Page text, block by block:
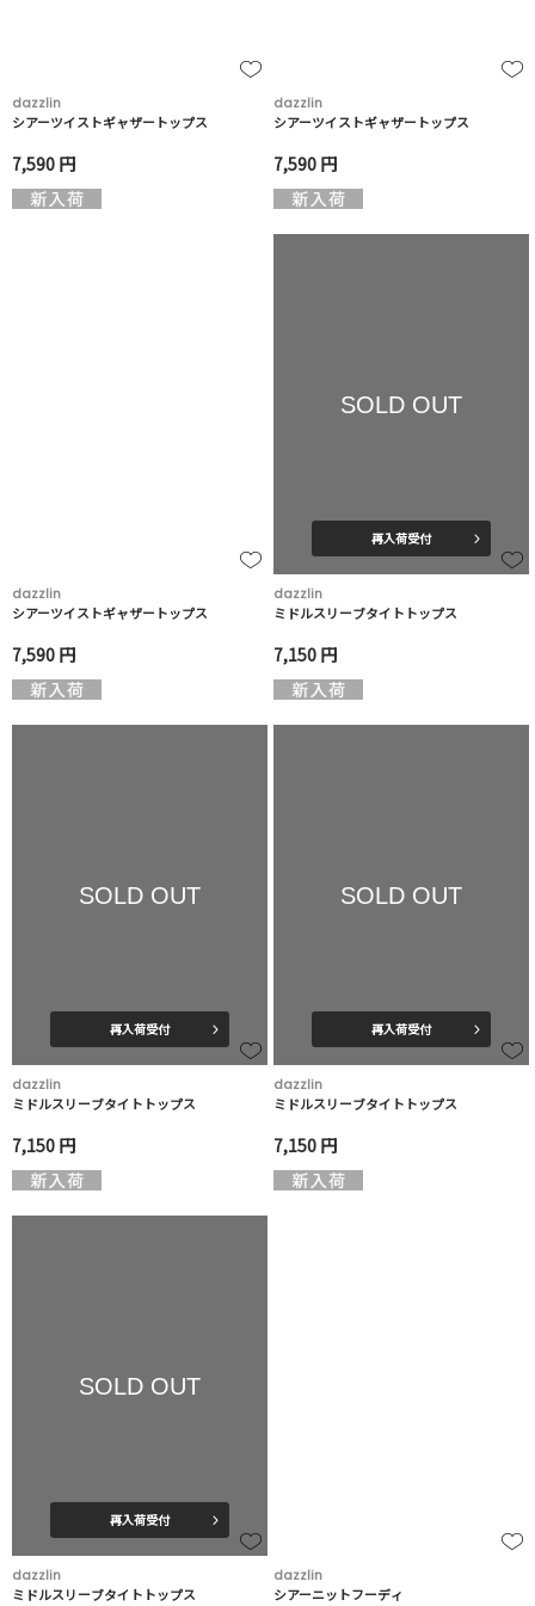
dazzlin
シアーツイストギャザートップス
7,590 円
dazzlin
シアーツイストギャザートップス
7,590 円
dazzlin
シアーツイストギャザートップス
7,590 円
SOLD OUT
再入荷受付
dazzlin
ミドルスリーブタイトトップス
7,150 円
SOLD OUT
再入荷受付
dazzlin
ミドルスリーブタイトトップス
7,150 円
SOLD OUT
再入荷受付
dazzlin
ミドルスリーブタイトトップス
7,150 円
SOLD OUT
再入荷受付
dazzlin
ミドルスリーブタイトトップス
dazzlin
シアーニットフーディ